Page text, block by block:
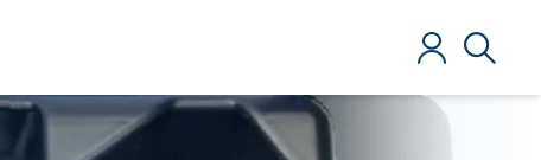
Anmelden
Suche